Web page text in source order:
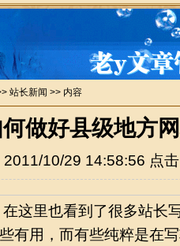
站长新闻 >> 内容
做好县级地方
2011/10/29 14:58:56 点
里也看到了很多站长写
有用，而有些纯粹是在